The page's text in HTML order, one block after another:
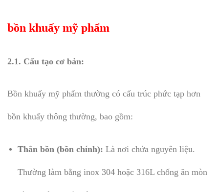
bồn khuấy mỹ phẩm
2.1. Cấu tạo cơ bản:
Bồn khuấy mỹ phẩm thường có cấu trúc phức tạp hơn
bồn khuấy thông thường, bao gồm:
Thân bồn (bồn chính): Là nơi chứa nguyên liệu.
Thường làm bằng inox 304 hoặc 316L chống ăn mòn